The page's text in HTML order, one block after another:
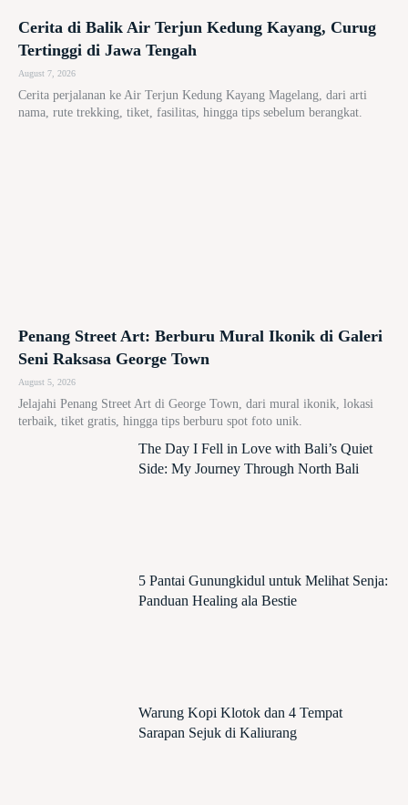
Cerita di Balik Air Terjun Kedung Kayang, Curug
Tertinggi di Jawa Tengah
August 7, 2026
Cerita perjalanan ke Air Terjun Kedung Kayang Magelang, dari arti
nama, rute trekking, tiket, fasilitas, hingga tips sebelum berangkat.
Penang Street Art: Berburu Mural Ikonik di Galeri
Seni Raksasa George Town
August 5, 2026
Jelajahi Penang Street Art di George Town, dari mural ikonik, lokasi
terbaik, tiket gratis, hingga tips berburu spot foto unik.
The Day I Fell in Love with Bali’s Quiet
Side: My Journey Through North Bali
5 Pantai Gunungkidul untuk Melihat Senja:
Panduan Healing ala Bestie
Warung Kopi Klotok dan 4 Tempat
Sarapan Sejuk di Kaliurang